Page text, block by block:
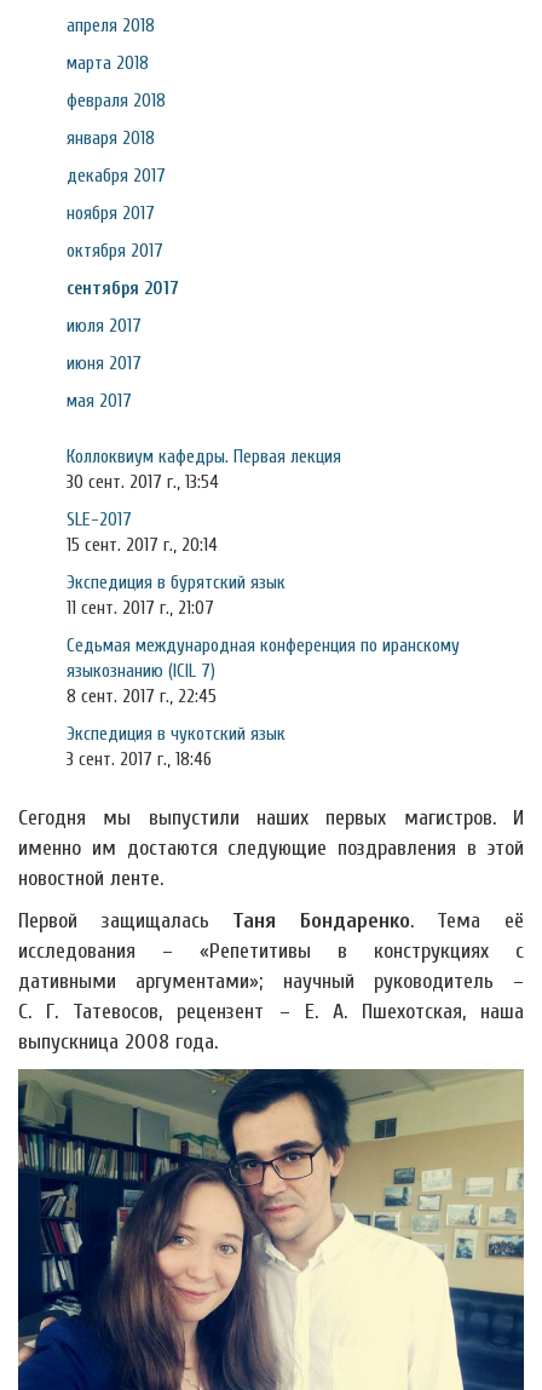
апреля 2018
марта 2018
февраля 2018
января 2018
декабря 2017
ноября 2017
октября 2017
сентября 2017
июля 2017
июня 2017
мая 2017
Коллоквиум кафедры. Первая лекция
30 сент. 2017 г., 13:54
SLE-2017
15 сент. 2017 г., 20:14
Экспедиция в бурятский язык
11 сент. 2017 г., 21:07
Седьмая международная конференция по иранскому
языкознанию (ICIL 7)
8 сент. 2017 г., 22:45
Экспедиция в чукотский язык
3 сент. 2017 г., 18:46
Сегодня мы выпустили наших первых магистров. И
именно им достаются следующие поздравления в этой
новостной ленте.
Первой защищалась Таня Бондаренко. Тема её
исследования – «Репетитивы в конструкциях с
дативными аргументами»; научный руководитель –
С. Г. Татевосов, рецензент – Е. А. Пшехотская, наша
выпускница 2008 года.